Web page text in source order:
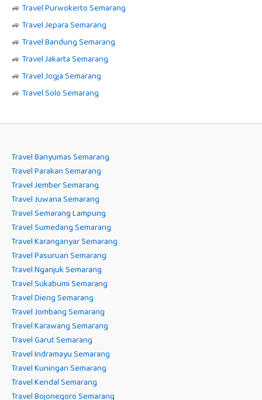
🚙 Travel Purwokerto Semarang
🚙 Travel Jepara Semarang
🚙 Travel Bandung Semarang
🚙 Travel Jakarta Semarang
🚙 Travel Jogja Semarang
🚙 Travel Solo Semarang
Travel Banyumas Semarang
Travel Parakan Semarang
Travel Jember Semarang
Travel Juwana Semarang
Travel Semarang Lampung
Travel Sumedang Semarang
Travel Karanganyar Semarang
Travel Pasuruan Semarang
Travel Nganjuk Semarang
Travel Sukabumi Semarang
Travel Dieng Semarang
Travel Jombang Semarang
Travel Karawang Semarang
Travel Garut Semarang
Travel Indramayu Semarang
Travel Kuningan Semarang
Travel Kendal Semarang
Travel Bojonegoro Semarang